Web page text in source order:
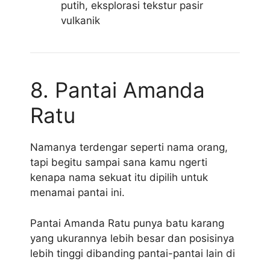
putih, eksplorasi tekstur pasir
vulkanik
8. Pantai Amanda
Ratu
Namanya terdengar seperti nama orang,
tapi begitu sampai sana kamu ngerti
kenapa nama sekuat itu dipilih untuk
menamai pantai ini.
Pantai Amanda Ratu punya batu karang
yang ukurannya lebih besar dan posisinya
lebih tinggi dibanding pantai-pantai lain di